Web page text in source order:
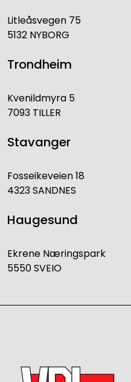
Litleåsvegen 75
5132 NYBORG
Trondheim
Kvenildmyra 5
7093 TILLER
Stavanger
Fosseikeveien 18
4323 SANDNES
Haugesund
Ekrene Næringspark
5550 SVEIO